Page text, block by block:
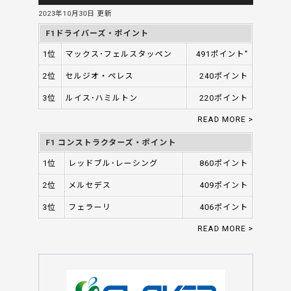
2023年10月30日 更新
F1ドライバーズ・ポイント
1位 マックス･フェルスタッペン 491ポイント"
2位 セルジオ・ペレス 240ポイント
3位 ルイス･ハミルトン 220ポイント
READ MORE >
F1 コンストラクターズ・ポイント
1位 レッドブル･レーシング 860ポイント
2位 メルセデス 409ポイント
3位 フェラーリ 406ポイント
READ MORE >